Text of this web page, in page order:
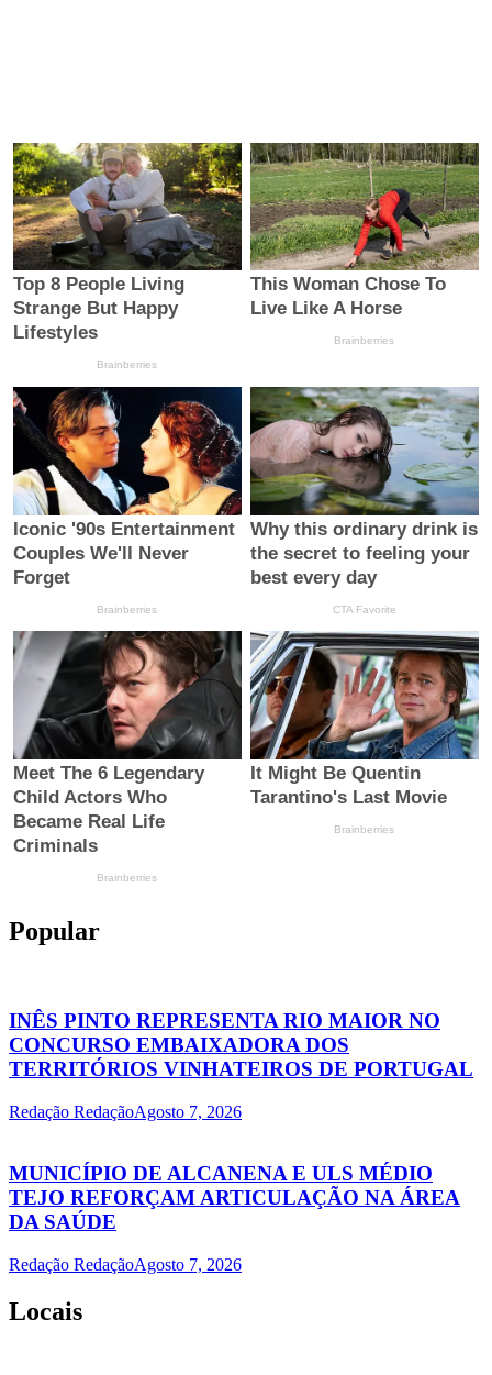
Popular
INÊS PINTO REPRESENTA RIO MAIOR NO
CONCURSO EMBAIXADORA DOS
TERRITÓRIOS VINHATEIROS DE PORTUGAL
Redação RedaçãoAgosto 7, 2026
MUNICÍPIO DE ALCANENA E ULS MÉDIO
TEJO REFORÇAM ARTICULAÇÃO NA ÁREA
DA SAÚDE
Redação RedaçãoAgosto 7, 2026
Locais